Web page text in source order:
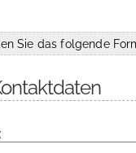
Sie das folgende